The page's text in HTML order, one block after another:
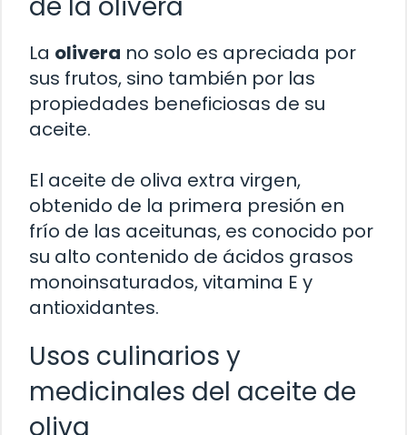
La olivera no solo es apreciada por
sus frutos, sino también por las
propiedades beneficiosas de su
aceite.
El aceite de oliva extra virgen,
obtenido de la primera presión en
frío de las aceitunas, es conocido por
su alto contenido de ácidos grasos
monoinsaturados, vitamina E y
antioxidantes.
Usos culinarios y
medicinales del aceite de
oliva